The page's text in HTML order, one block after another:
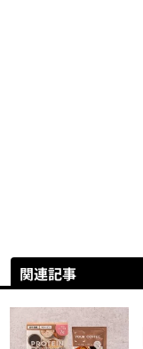
関連記事